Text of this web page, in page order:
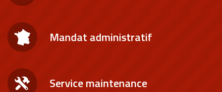
Mandat administratif
Service maintenance